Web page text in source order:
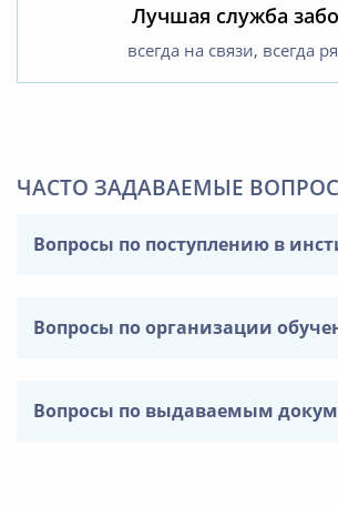
Лучшая служба
всегда на связи, всегда
ЧАСТО ЗАДАВАЕМЫЕ
Вопросы по поступлению в
Вопросы по организации
Вопросы по выдаваемым